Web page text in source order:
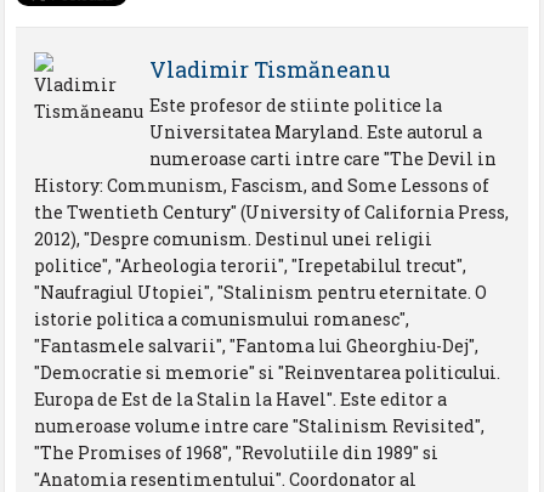
Vladimir Tismăneanu
Este profesor de stiinte politice la
Universitatea Maryland. Este autorul a
numeroase carti intre care "The Devil in
History: Communism, Fascism, and Some Lessons of
the Twentieth Century" (University of California Press,
2012), "Despre comunism. Destinul unei religii
politice", "Arheologia terorii", "Irepetabilul trecut",
"Naufragiul Utopiei", "Stalinism pentru eternitate. O
istorie politica a comunismului romanesc",
"Fantasmele salvarii", "Fantoma lui Gheorghiu-Dej",
"Democratie si memorie" si "Reinventarea politicului.
Europa de Est de la Stalin la Havel". Este editor a
numeroase volume intre care "Stalinism Revisited",
"The Promises of 1968", "Revolutiile din 1989" si
"Anatomia resentimentului". Coordonator al